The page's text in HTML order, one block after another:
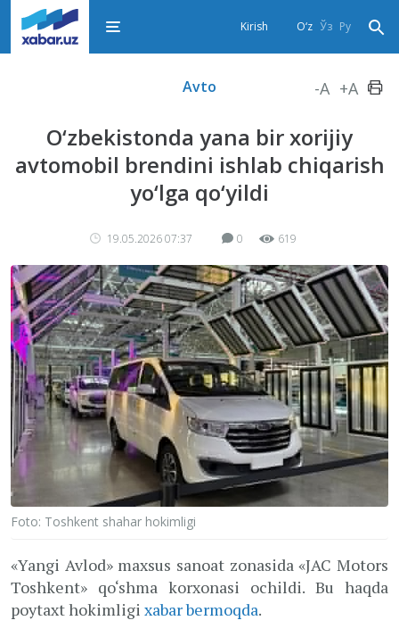
O‘z Ўз Ру
Kirish
Avto -A +A
O‘zbekistonda yana bir xorijiy
avtomobil brendini ishlab chiqarish
yo‘lga qo‘yildi
19.05.2026 07:37 0 619
Foto: Toshkent shahar hokimligi
«Yangi Avlod» maxsus sanoat zonasida «JAC Motors
Toshkent» qo‘shma korxonasi ochildi. Bu haqda
poytaxt hokimligi xabar bermoqda.